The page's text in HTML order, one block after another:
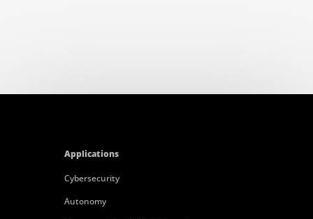
Applications
Cybersecurity
Autonomy